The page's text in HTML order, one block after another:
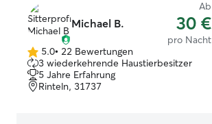
Michael B.
Ab
30 €
pro Nacht
5.0
von
5
Sternen
5.0• 22 Bewertungen
3 wiederkehrende Haustierbesitzer
5 Jahre Erfahrung
Rinteln, 31737